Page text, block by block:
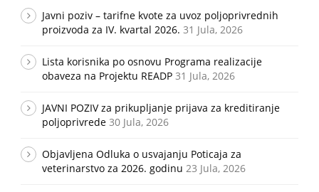
Javni poziv – tarifne kvote za uvoz poljoprivrednih
proizvoda za IV. kvartal 2026. 31 Jula, 2026
Lista korisnika po osnovu Programa realizacije
obaveza na Projektu READP 31 Jula, 2026
JAVNI POZIV za prikupljanje prijava za kreditiranje
poljoprivrede 30 Jula, 2026
Objavljena Odluka o usvajanju Poticaja za
veterinarstvo za 2026. godinu 23 Jula, 2026